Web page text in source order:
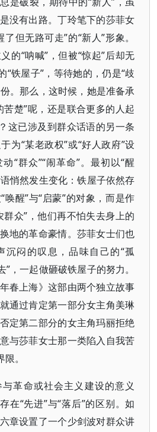
没有出路。丁玲笔下的莎菲女
但无路可走”的“新人”形象。
的“呐喊”，但被“惊起”后却无
“铁屋子”，等待她的，仍是“歧
。那么，这时候，她是准备承
苦楚”呢，还是联合更多的人起
这已涉及到群众话语的另一条
为“某老政权”或“好人政府”设
“群众”“闹革命”。最初以“醒
悄然发生变化：铁屋子依然存
醒”与“启蒙”的对象，而是作
群众”，他们再不怕失去身上的
地的革命豪情。莎菲女士们也
沉闷的叹息，品味自己的“孤
”，一起做砸破铁屋子的努力。
春上海》这部由两个独立故事
通过肯定第一部分女主角美琳
定第二部分的女主角玛丽拒绝
与莎菲女士那一类陷入自我苦
。
革命或社会主义建设的意义
在“先进”与“落后”的区别。如
章设置了一个少剑波对群众讲